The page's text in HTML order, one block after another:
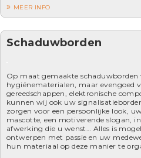
MEER INFO
Schaduwborden
Op maat gemaakte
hygiënematerialen, maar evengoed
gereedschappen, elektronische
kunnen wij ook uw
zorgen voor een persoonlijke look,
mascotte, een motiverende slogan,
afwerking die u wenst… Alles is
ontwerpen met passie en uw
hun materiaal op deze manier te